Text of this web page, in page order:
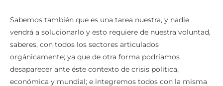
Sabemos también que es una tarea nuestra, y nadie
vendrá a solucionarlo y esto requiere de nuestra voluntad,
saberes, con todos los sectores articulados
orgánicamente; ya que de otra forma podríamos
desaparecer ante éste contexto de crisis política,
económica y mundial; e integremos todos con la misma